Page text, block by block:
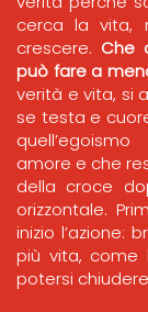
cerca la vita,
crescere. Che
può fare a
verità e vita, si
se testa e
amore e che
della croce
orizzontale.
inizio l’azione:
più vita, come
potersi